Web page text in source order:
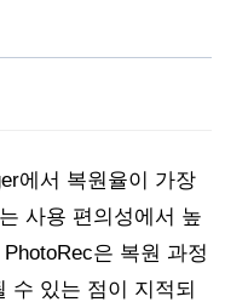
에서 복원율이 가장
사용 편의성에서 높
은 복원 과정
수 있는 점이 지적되